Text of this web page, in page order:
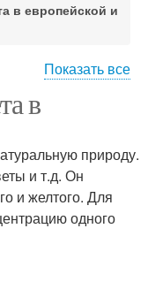
в европейской и
в одежде
Яркие цветы
Показать все
в
природу.
и т.д. Он
и желтого. Для
одного